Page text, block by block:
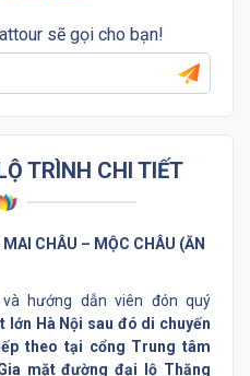
TRÌNH CHI TIẾT
MAI CHÂU – MỘC CHÂU (ĂN
hướng dẫn viên đón quý
lớn Hà Nội sau đó di chuyến
theo tại cổng Trung tâm
mặt đường đại lộ Thăng
sẽ gọi cho bạn!